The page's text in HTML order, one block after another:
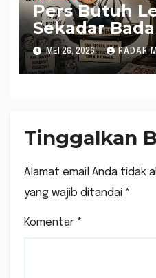
Pers Butuh
Sekadar
MEI 26, 2026 RADAR
Tinggalkan
Alamat email Anda tidak
yang wajib ditandai *
Komentar *